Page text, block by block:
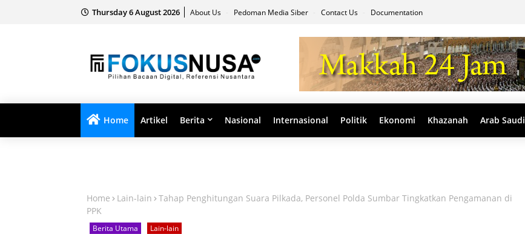
Thursday 6 August 2026 About Us Pedoman Media Siber Contact Us Documentation
Home Artikel Berita Nasional Internasional Politik Ekonomi Khazanah Arab Saudi
Home Lain-lain
Tahap Penghitungan Suara Pilkada, Personel Polda Sumbar Tingkatkan Pengamanan di
PPK
Berita Utama Lain-lain